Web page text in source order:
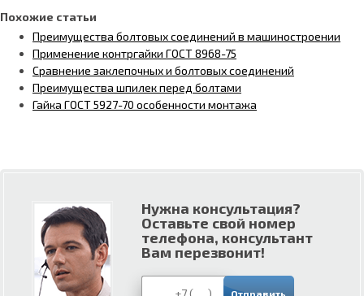
Похожие статьи
Преимущества болтовых соединений в машиностроении
Применение контргайки ГОСТ 8968-75
Сравнение заклепочных и болтовых соединений
Преимущества шпилек перед болтами
Гайка ГОСТ 5927-70 особенности монтажа
Нужна консультация?
Оставьте свой номер
телефона, консультант
Вам перезвонит!